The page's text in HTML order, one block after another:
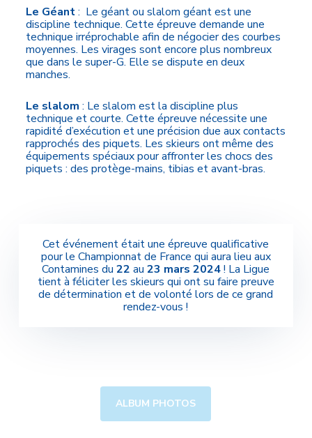
Le Géant: Le géant ou slalom géant est une
discipline technique. Cette épreuve demande une
technique irréprochable afin de négocier des courbes
moyennes. Les virages sont encore plus nombreux
que dans le super-G. Elle se dispute en deux
manches.
Le slalom : Le slalom est la discipline plus
technique et courte. Cette épreuve nécessite une
rapidité d’exécution et une précision due aux contacts
rapprochés des piquets. Les skieurs ont même des
équipements spéciaux pour affronter les chocs des
piquets : des protège-mains, tibias et avant-bras.
Cet événement était une épreuve qualificative
pour le Championnat de France qui aura lieu aux
Contamines du 22 au23 mars 2024! La Ligue
tient à féliciter les skieurs qui ont su faire preuve
de détermination et de volonté lors de ce grand
rendez-vous !
ALBUM PHOTOS